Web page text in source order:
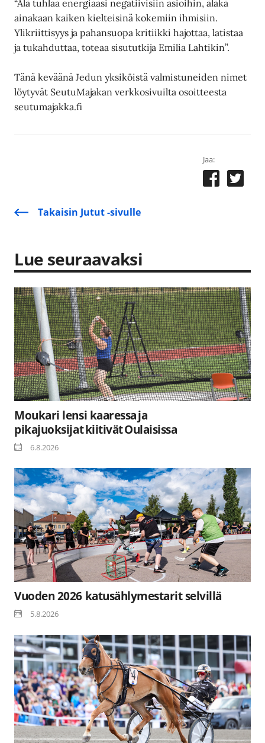
“Älä tuhlaa energiaasi negatiivisiin asioihin, äläkä
ainakaan kaiken kielteisinä kokemiin ihmisiin.
Ylikriittisyys ja pahansuopa kritiikki hajottaa, latistaa
ja tukahduttaa, toteaa sisututkija Emilia Lahtikin”.
Tänä keväänä Jedun yksiköistä valmistuneiden nimet
löytyvät SeutuMajakan verkkosivuilta osoitteesta
seutumajakka.fi
Jaa:
Takaisin Jutut -sivulle
Lue seuraavaksi
Moukari lensi kaaressa ja
pikajuoksijat kiitivät Oulaisissa
6.8.2026
Vuoden 2026 katusählymestarit selvillä
5.8.2026